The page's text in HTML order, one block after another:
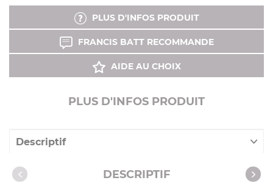
PLUS D'INFOS PRODUIT
FRANCIS BATT RECOMMANDE
AIDE AU CHOIX
PLUS D'INFOS PRODUIT
Descriptif
Caractéristiques
DESCRIPTIF